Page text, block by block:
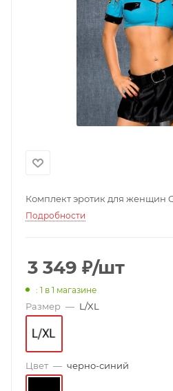
Комплект эротик для женщин
Подробности
3 349 ₽/шт
: 1 в 1 магазине
Размер — L/XL
Цвет — черно-синий